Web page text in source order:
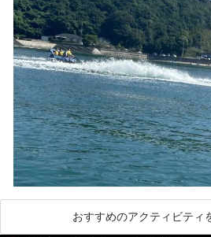
おすすめのアクティビティ